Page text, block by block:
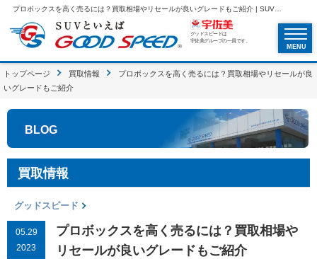
プロボックスを高く売るには？買取相場やリセールが良いグレードもご紹介 | SUVといえばグッドスピードGOOD SPEED
グッドスピードは
宇佐美グループの一員です。
MENU
トップページ 買取情報
プロボックスを高く売るには？買取相場やリセールが良
いグレードもご紹介
BLOG
買取情報
グッドスピード
05.29
2023
プロボックスを高く売るには？買取相場や
リセールが良いグレードもご紹介